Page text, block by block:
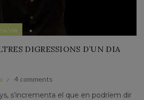
Via
DIGRESSIONS D’UN DIA
4 comments
s’incrementa el que en podríem dir